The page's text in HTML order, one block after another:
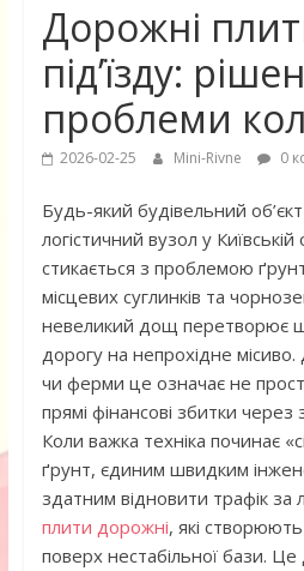
Дорожні
під’їзду:
проблеми
2026-02-25 Mini-Rivne 0
Будь-який будівельний
логістичний вузол у
стикається з проблемою
місцевих суглинків та
невеликий дощ перетворює
дорогу на непрохідне
чи ферми це означає не
прямі фінансові збитки через
Коли важка техніка починає
ґрунт, єдиним швидким
здатним відновити трафік за
плити дорожні, які
поверх нестабільної бази. Це